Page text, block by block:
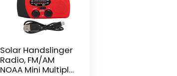
Solar Handslinger
Radio, FM/AM
NOAA Mini Multiple